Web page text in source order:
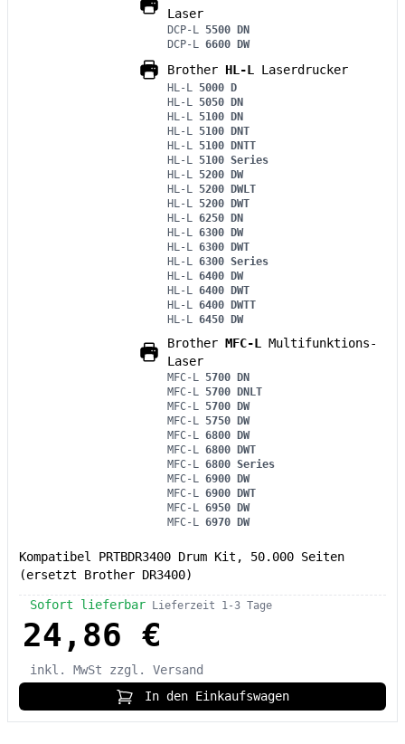
Laser
DCP-L
5500 DN
DCP-L
6600 DW
Brother HL-L Laserdrucker
HL-L
5000 D
HL-L
5050 DN
HL-L
5100 DN
HL-L
5100 DNT
HL-L
5100 DNTT
HL-L
5100 Series
HL-L
5200 DW
HL-L
5200 DWLT
HL-L
5200 DWT
HL-L
6250 DN
HL-L
6300 DW
HL-L
6300 DWT
HL-L
6300 Series
HL-L
6400 DW
HL-L
6400 DWT
HL-L
6400 DWTT
HL-L
6450 DW
Brother MFC-L
Multifunktions-
Laser
MFC-L
5700 DN
MFC-L
5700 DNLT
MFC-L
5700 DW
MFC-L
5750 DW
MFC-L
6800 DW
MFC-L
6800 DWT
MFC-L
6800 Series
MFC-L
6900 DW
MFC-L
6900 DWT
MFC-L
6950 DW
MFC-L
6970 DW
Kompatibel PRTBDR3400 Drum Kit, 50.000 Seiten
(ersetzt Brother DR3400)
Sofort lieferbar Lieferzeit 1-3 Tage
24,86 €
inkl. MwSt
zzgl. Versand
In den Einkaufswagen